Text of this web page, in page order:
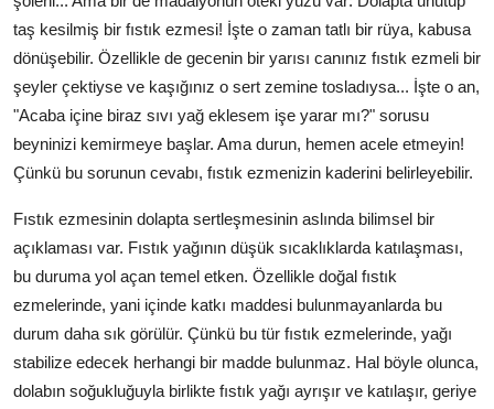
Anne & Bebek Beslenmesi
Mutfak Sırları & Teknikler
Gıda Sözlüğü & Nedir?
Yemek Tarifleri & Menüler
taş kesilmiş bir fıstık ezmesi! İşte o zaman tatlı bir rüya, kabusa
dönüşebilir. Özellikle de gecenin bir yarısı canınız fıstık ezmeli bir
şeyler çektiyse ve kaşığınız o sert zemine tosladıysa... İşte o an,
"Acaba içine biraz sıvı yağ eklesem işe yarar mı?" sorusu
beyninizi kemirmeye başlar. Ama durun, hemen acele etmeyin!
Çünkü bu sorunun cevabı, fıstık ezmenizin kaderini belirleyebilir.
Fıstık ezmesinin dolapta sertleşmesinin aslında bilimsel bir
açıklaması var. Fıstık yağının düşük sıcaklıklarda katılaşması,
bu duruma yol açan temel etken. Özellikle doğal fıstık
ezmelerinde, yani içinde katkı maddesi bulunmayanlarda bu
durum daha sık görülür. Çünkü bu tür fıstık ezmelerinde, yağı
stabilize edecek herhangi bir madde bulunmaz. Hal böyle olunca,
dolabın soğukluğuyla birlikte fıstık yağı ayrışır ve katılaşır, geriye